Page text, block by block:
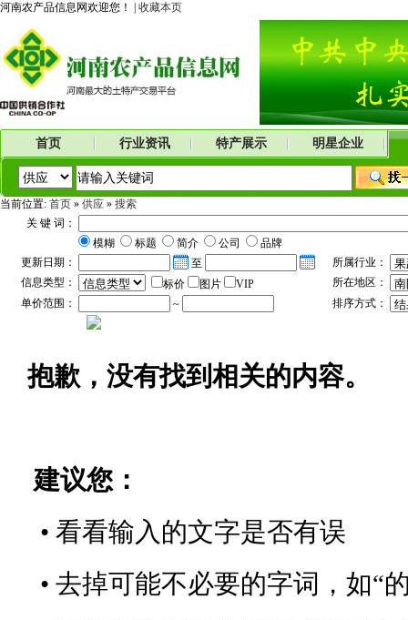
河南农产品信息网欢迎您！ | 收藏本页
首页 行业资讯 特产展示 明星企业
当前位置: 首页 » 供应 » 搜索
关 键 词：
模糊
标题 简介 公司
品牌
更新日期：
至
所属行业：
信息类型：
标价 图片 VIP
所在地区：
单价范围：
~ 排序方式：
抱歉，没有找到相关的内容。
建议您：
• 看看输入的文字是否有误
• 去掉可能不必要的字词，如“